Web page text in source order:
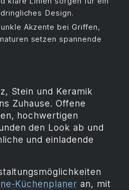
Design.
Akzente bei Griffen,
setzen spannende
Stein und Keramik
Zuhause. Offene
hochwertigen
den Look ab und
und einladende
Küchenplaner an, mit